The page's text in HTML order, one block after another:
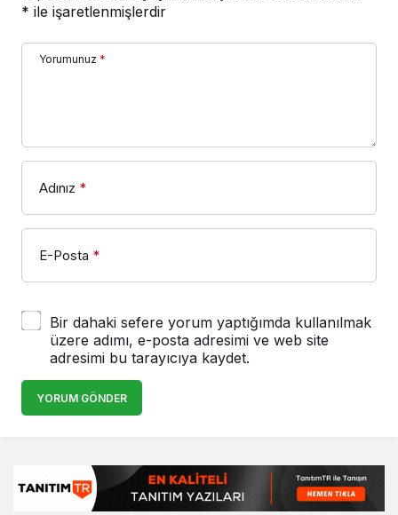
* ile işaretlenmişlerdir
Yorumunuz *
Adınız *
E-Posta *
Bir dahaki sefere yorum yaptığımda kullanılmak
üzere adımı, e-posta adresimi ve web site
adresimi bu tarayıcıya kaydet.
YORUM GÖNDER